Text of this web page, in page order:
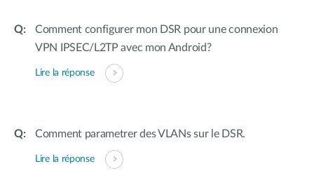
Comment configurer mon DSR pour une connexion
VPN IPSEC/L2TP avec mon Android?
Lire la réponse
Comment parametrer des VLANs sur le DSR.
Lire la réponse